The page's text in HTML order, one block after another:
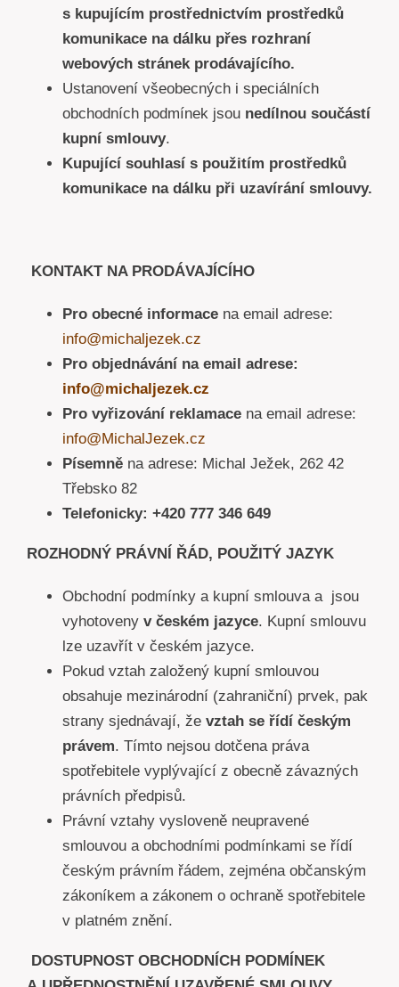
s kupujícím prostřednictvím prostředků
komunikace na dálku přes rozhraní
webových stránek prodávajícího.
Ustanovení všeobecných i speciálních
obchodních podmínek jsou nedílnou součástí
kupní smlouvy.
Kupující souhlasí s použitím prostředků
komunikace na dálku při uzavírání smlouvy.
KONTAKT NA PRODÁVAJÍCÍHO
Pro obecné informace na email adrese:
info@michaljezek.cz
Pro objednávání na email adrese:
info@michaljezek.cz
Pro vyřizování reklamace na email adrese:
info@MichalJezek.cz
Písemně na adrese: Michal Ježek, 262 42
Třebsko 82
Telefonicky: +420 777 346 649
ROZHODNÝ PRÁVNÍ ŘÁD, POUŽITÝ JAZYK
Obchodní podmínky a kupní smlouva a jsou
vyhotoveny v českém jazyce. Kupní smlouvu
lze uzavřít v českém jazyce.
Pokud vztah založený kupní smlouvou
obsahuje mezinárodní (zahraniční) prvek, pak
strany sjednávají, že vztah se řídí českým
právem. Tímto nejsou dotčena práva
spotřebitele vyplývající z obecně závazných
právních předpisů.
Právní vztahy vysloveně neupravené
smlouvou a obchodními podmínkami se řídí
českým právním řádem, zejména občanským
zákoníkem a zákonem o ochraně spotřebitele
v platném znění.
DOSTUPNOST OBCHODNÍCH PODMÍNEK